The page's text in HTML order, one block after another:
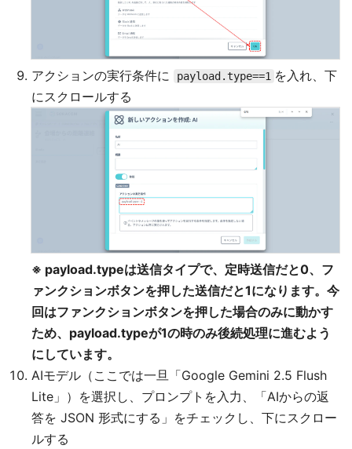
アクションの実行条件に payload.type==1 を入れ、下
にスクロールする
※ payload.typeは送信タイプで、定時送信だと0、フ
ァンクションボタンを押した送信だと1になります。今
回はファンクションボタンを押した場合のみに動かす
ため、payload.typeが1の時のみ後続処理に進むよう
にしています。
AIモデル（ここでは一旦「Google Gemini 2.5 Flush
Lite」）を選択し、プロンプトを入力、「AIからの返
答を JSON 形式にする」をチェックし、下にスクロー
ルする